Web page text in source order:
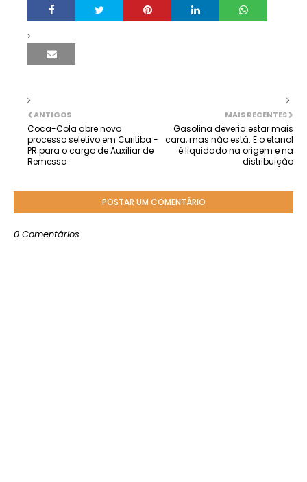
MAIS RECENTES
Gasolina deveria estar mais
cara, mas não está. E o etanol
é liquidado na origem e na
distribuição
ANTIGOS
Coca-Cola abre novo
processo seletivo em Curitiba -
PR para o cargo de Auxiliar de
Remessa
POSTAR UM COMENTÁRIO
0 Comentários